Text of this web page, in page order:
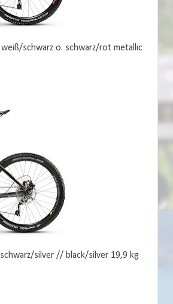
weiß/schwarz o. schwarz/rot metallic
silver // black/silver 19,9 kg